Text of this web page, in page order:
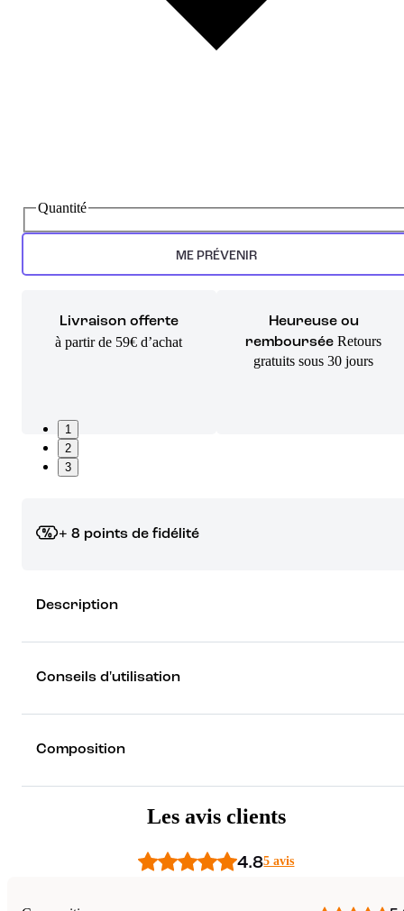
Quantité
ME PRÉVENIR
Livraison offerte
à partir de 59€ d’achat
Heureuse ou
remboursée Retours
gratuits sous 30 jours
1
2
3
+ 8 points de fidélité
rêver !
Découvrez les récompenses
Description
Conseils d'utilisation
Composition
Les avis clients
4.85 avis